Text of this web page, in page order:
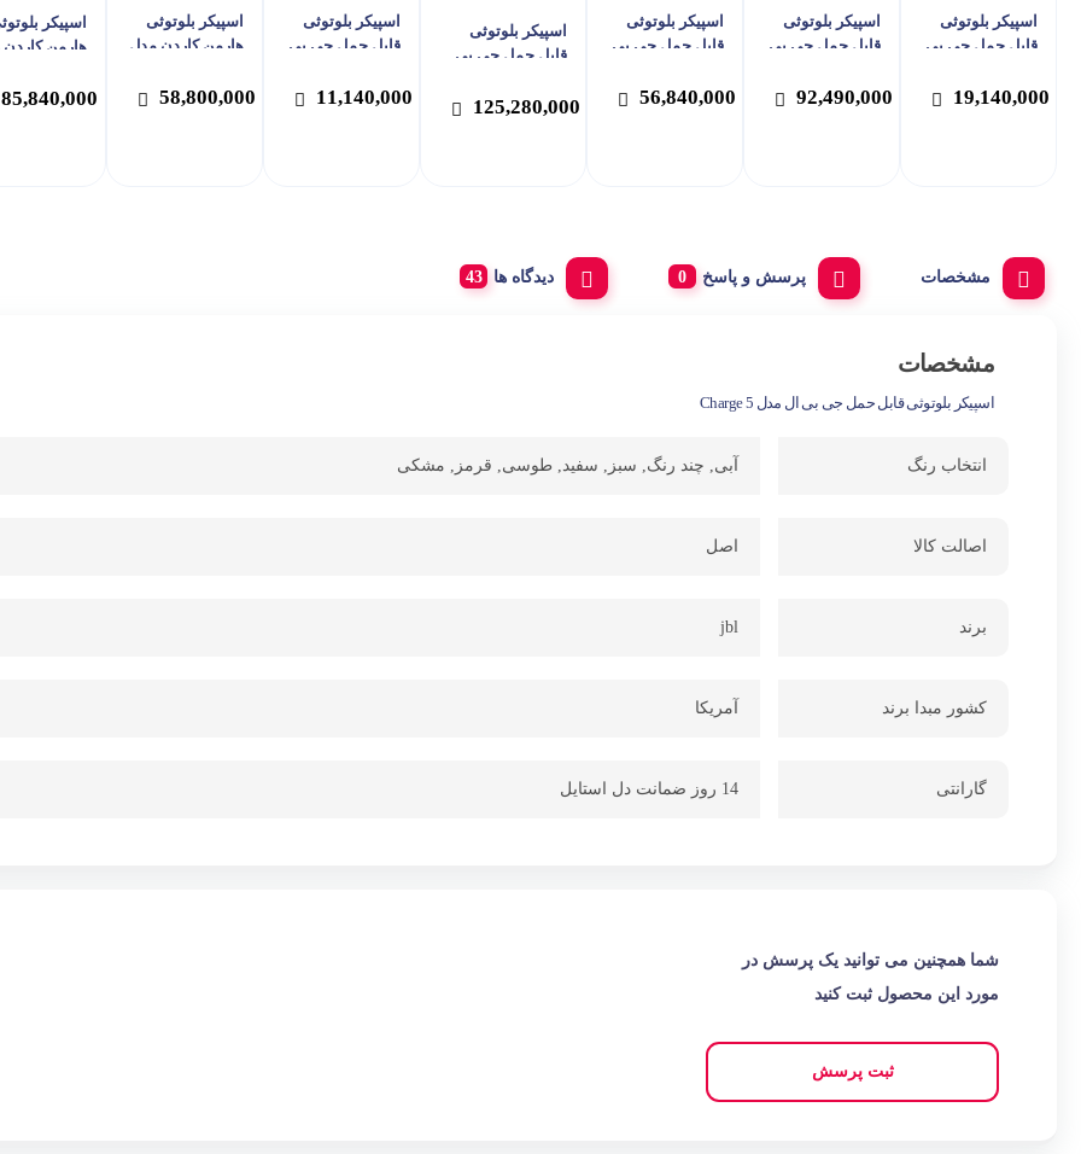
اسپیکر بلوتوثی
قابل حمل جی بی
19,140,000
اسپیکر بلوتوثی
قابل حمل جی بی
4
92,490,000
اسپیکر بلوتوثی
قابل حمل جی بی
Encore Essential
56,840,000
اسپیکر بلوتوثی
قابل حمل جی بی
Stage 520
125,280,000
اسپیکر بلوتوثی
قابل حمل جی بی
11,140,000
اسپیکر بلوتوثی
هارمن کاردن مدل
58,800,000
اسپیکر
هارمن
85,840,000
مشخصات پرسش و پاسخ دیدگاه ها
مشخصات
اسپیکر بلوتوثی قابل حمل جی بی ال مدل Charge 5
انتخاب رنگ آبی, چند رنگ, سبز, سفید, طوسی, قرمز, مشکی
اصالت کالا اصل
برند jbl
کشور مبدا برند آمریکا
گارانتی 14 روز ضمانت دل استایل
شما همچنین می توانید یک پرسش در
مورد این محصول ثبت کنید
ثبت پرسش